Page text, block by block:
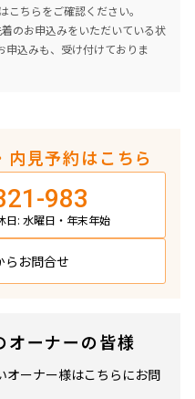
こちらをご確認ください。
のお申込みをいただいている状
申込みも、受け付けておりま
内見予約はこちら
983
日: 水曜日・年末年始
らお問合せ
オーナーの皆様
オーナー様はこちらにお問